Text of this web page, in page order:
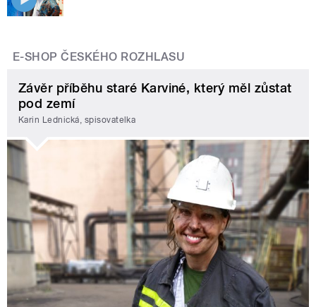
E-SHOP ČESKÉHO ROZHLASU
Závěr příběhu staré Karviné, který měl zůstat
pod zemí
Karin Lednická, spisovatelka